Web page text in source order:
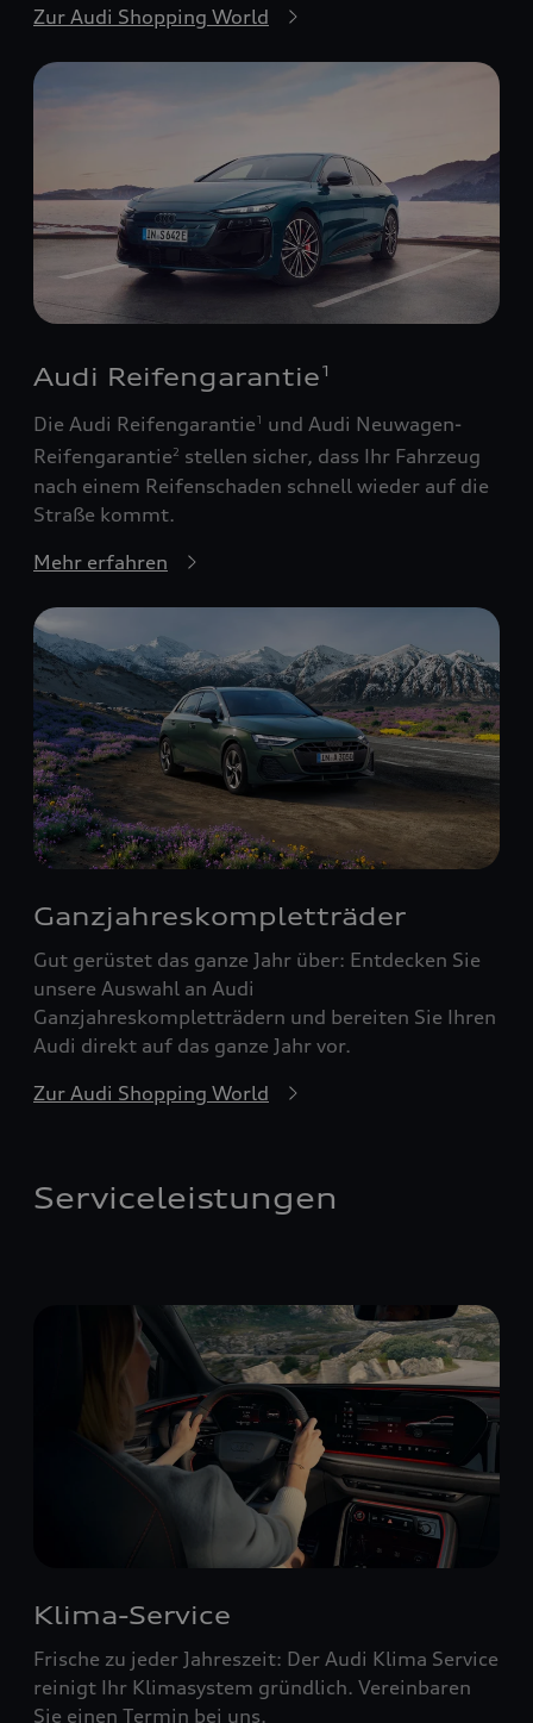
Zur Audi Shopping World
Audi Reifengarantie 1
Die Audi Reifengarantie1
und Audi Neuwagen-
Reifengarantie2 stellen sicher, dass Ihr Fahrzeug
nach einem Reifenschaden schnell wieder auf die
Straße kommt.
Mehr erfahren
Ganzjahreskompletträder
Gut gerüstet das ganze Jahr über: Entdecken Sie
unsere Auswahl an Audi
Ganzjahreskompletträdern und bereiten Sie Ihren
Audi direkt auf das ganze Jahr vor.
Zur Audi Shopping World
Serviceleistungen
Klima-Service
Frische zu jeder Jahreszeit: Der Audi Klima Service
reinigt Ihr Klimasystem gründlich. Vereinbaren
Sie einen Termin bei uns.